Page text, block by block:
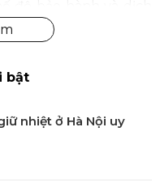
-5%
bật
nhiệt ở Hà Nội uy